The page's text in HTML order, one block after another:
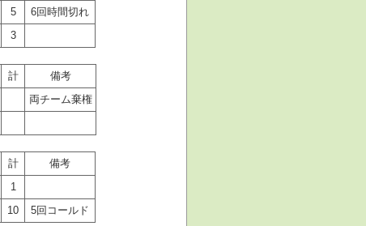
5
6回時間切れ
3
計
備考
両チーム棄権
計
備考
1
10 5回コールド